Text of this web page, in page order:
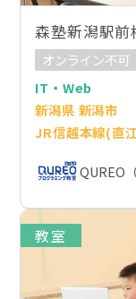
森塾新潟駅前
オンライン不可
IT・Web
新潟県 新潟市
JR信越本線(直
QUREO
教室